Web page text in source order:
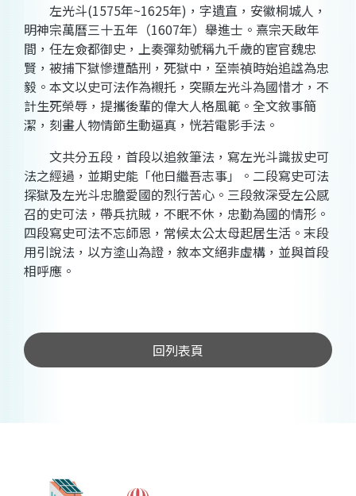
左光斗(1575年~1625年)，字遺直，安徽桐城人，
明神宗萬曆三十五年（1607年）舉進士。熹宗天啟年
間，任左僉都御史，上奏彈劾號稱九千歲的宦官魏忠
賢，被捕下獄慘遭酷刑，死獄中，至崇禎時始追諡為忠
毅。本文以史可法作為襯托，突顯左光斗為國惜才，不
計生死榮辱，提攜後輩的偉大人格風範。全文敘事簡
潔，刻畫人物情節生動逼真，恍若電影手法。
文共分五段，首段以追敘筆法，寫左光斗識拔史可
法之經過，並期史能「他日繼吾志事」。二段寫史可法
探獄及左光斗忠膽愛國的烈行苦心。三段敘深受左公感
召的史可法，帶兵抗賊，不眠不休，忠勤為國的情形。
四段寫史可法不忘師恩，常候太公太母起居生活。末段
用引說法，以方塗山為證，敘本文絕非虛構，並與首段
相呼應。
回列表頁